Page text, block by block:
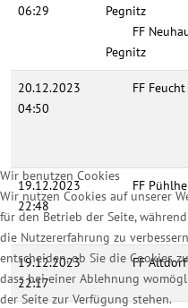
06:29
Pegnitz
FF
Pegnitz
20.12.2023
04:50
FF Feucht
19.12.2023
22:48
FF
19.12.2023
22:17
FF Altdorf
Wir benutzen Cookies
Wir nutzen Cookies auf unserer
für den Betrieb der Seite,
die Nutzererfahrung zu
entscheiden, ob Sie die Cookies
dass bei einer Ablehnung
der Seite zur Verfügung stehen.